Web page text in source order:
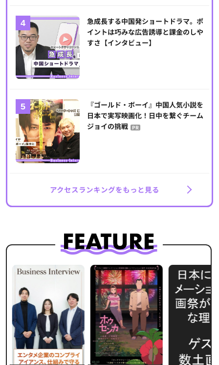
急成長する中国発ショートドラマ。ポ
イントは巧みな広告誘導と課金のしや
すさ【インタビュー】
『ゴールド・ボーイ』中国人気小説を
日本で実写映画化！日中を繋ぐチーム
ジョイの挑戦 PR
アクセスランキングをもっと見る